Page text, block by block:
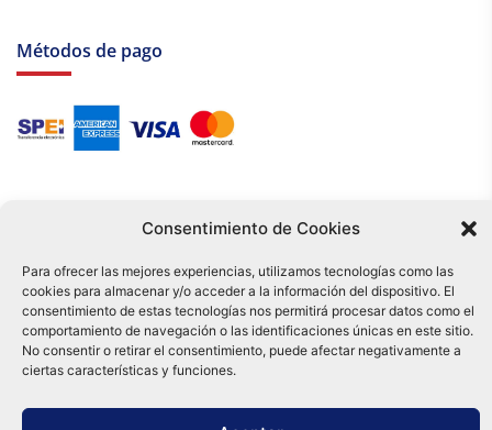
Consentimiento de Cookies
Para ofrecer las mejores experiencias, utilizamos tecnologías como las
cookies para almacenar y/o acceder a la información del dispositivo. El
consentimiento de estas tecnologías nos permitirá procesar datos como el
comportamiento de navegación o las identificaciones únicas en este sitio.
No consentir o retirar el consentimiento, puede afectar negativamente a
ciertas características y funciones.
Métodos de pago
Tu compra es respaldada por nuestro certificado SSL y operada bajo las
mejores prácticas de seguridad.
Distribuidora Tamex - México
e-commerce